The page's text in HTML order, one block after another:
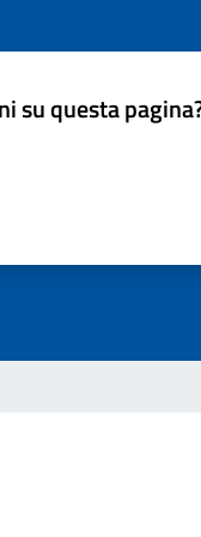
su questa